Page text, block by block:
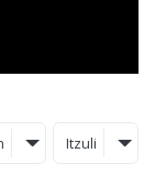
Itzuli